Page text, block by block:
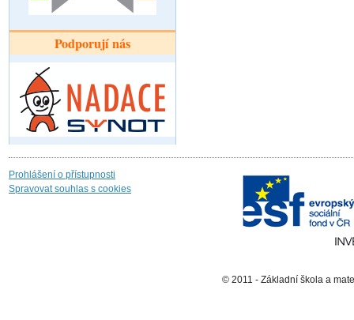
Podporují nás
Prohlášení o přístupnosti
Spravovat souhlas s cookies
© 2011 - Základní škola a